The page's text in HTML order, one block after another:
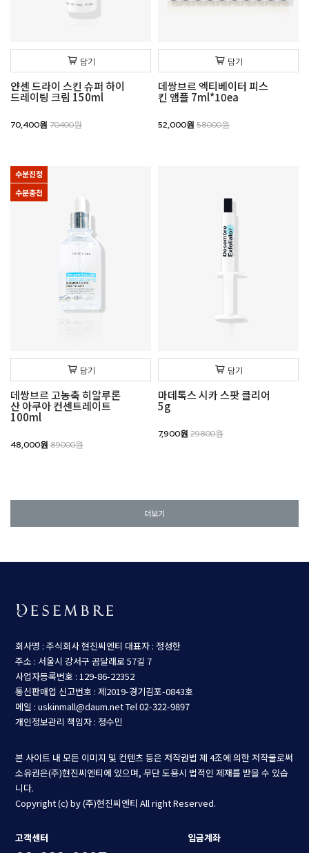
담기
얀센 드라이 스킨 슈퍼 하이
드레이팅 크림 150ml
70,400원 70400원
담기
데쌍브르 엑티베이터 피스
킨 앰플 7ml*10ea
52,000원 58000원
수분진정
수분충전
담기
데쌍브르 고농축 히알루론
산 아쿠아 컨센트레이트
100ml
48,000원 89000원
담기
마데톡스 시카 스팟 클리어
5g
7,900원 29800원
더보기
회사명 : 주식회사 현진씨엔티 대표자 : 정성한
주소 : 서울시 강서구 곰달래로 57길 7
사업자등록번호 : 129-86-22352
통신판매업 신고번호 : 제2019-경기김포-0843호
메일 : uskinmall@daum.netTel 02-322-9897
개인정보관리 책임자 : 정수민
본 사이트 내 모든 이미지 및 컨텐츠 등은 저작권법 제 4조에 의한 저작물로써
소유권은(주)현진씨엔티에 있으며, 무단 도용시 법적인 제재를 받을 수 있습
니다.
Copyright (c) by (주)현진씨엔티 All right Reserved.
고객센터 입금계좌